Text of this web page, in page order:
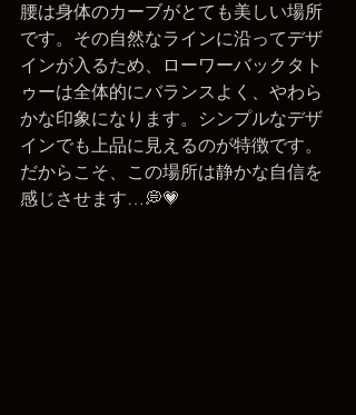
腰は身体のカーブがとても美しい場所
です。その自然なラインに沿ってデザ
インが入るため、ローワーバックタト
ゥーは全体的にバランスよく、やわら
かな印象になります。シンプルなデザ
インでも上品に見えるのが特徴です。
だからこそ、この場所は静かな自信を
感じさせます…💭💗